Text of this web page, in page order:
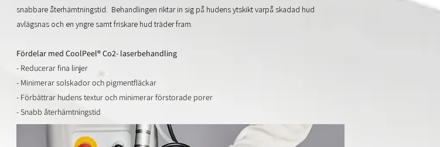
snabbare återhämtningstid. Behandlingen riktar in sig på hudens ytskikt varpå skadad hud
avlägsnas och en yngre samt friskare hud träder fram.
Fördelar med CoolPeel® Co2- laserbehandling
- Reducerar fina linjer
- Minimerar solskador och pigmentfläckar
- Förbättrar hudens textur och minimerar förstorade porer
- Snabb återhämtningstid